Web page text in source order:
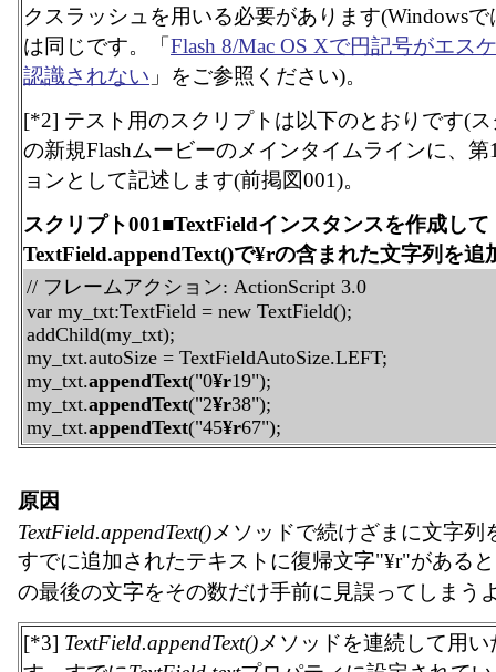
クスラッシュを用いる必要があります(Windows
は同じです。「 Flash 8/Mac OS Xで円記号がエス
認識されない 」をご参照ください)。
[*2] テスト用のスクリプトは以下のとおりです(
の新規Flashムービーのメインタイムラインに、
ョンとして記述します(前掲図001)。
スクリプト001■TextFieldインスタンスを作成して
TextField.appendText()で¥rの含まれた文字列を追
// フレームアクション: ActionScript 3.0
var my_txt:TextField = new TextField();
addChild(my_txt);
my_txt.autoSize = TextFieldAutoSize.LEFT;
my_txt.appendText("0¥r19");
my_txt.appendText("2¥r38");
my_txt.appendText("45¥r67");
原因
TextField.appendText()メソッドで続けざまに文字列
すでに追加されたテキストに復帰文字"¥r"がある
の最後の文字をその数だけ手前に見誤ってしまう
[*3] TextField.appendText()メソッドを連続して用